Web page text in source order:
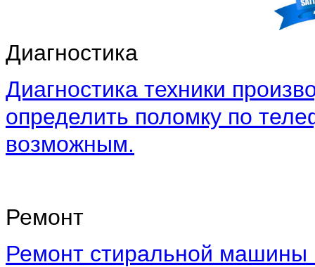
Диагностика
Диагностика техники
определить поломку по
возможным.
Ремонт
Ремонт стиральной машины